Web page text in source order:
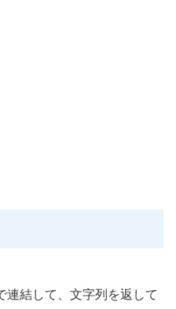
連結して、文字列を返して